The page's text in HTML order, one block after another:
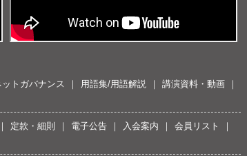
トガバナンス 用語集/用語解説
講演資料・動画
定款・細則 電子公告 入会案内
会員リスト